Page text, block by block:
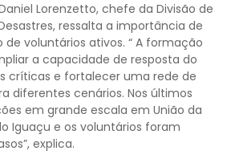
Lorenzetto, chefe da Divisão de
ressalta a importância de
voluntários ativos. “ A formação
a capacidade de resposta do
críticas e fortalecer uma rede de
diferentes cenários. Nos últimos
em grande escala em União da
Iguaçu e os voluntários foram
explica.